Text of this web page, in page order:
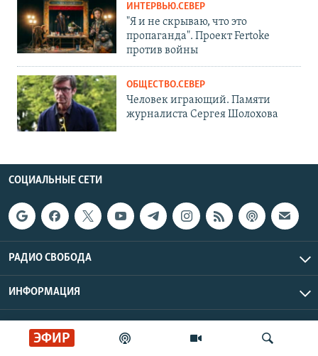
ЭФИР
ИНТЕРВЬЮ.СЕВЕР
"Я и не скрываю, что это
пропаганда". Проект Fertoke
против войны
ОБЩЕСТВО.СЕВЕР
Человек играющий. Памяти
журналиста Сергея Шолохова
СОЦИАЛЬНЫЕ СЕТИ
РАДИО СВОБОДА
ИНФОРМАЦИЯ
Радио Свобода © 2026 RFE/RL, Inc. | Все права защищены.